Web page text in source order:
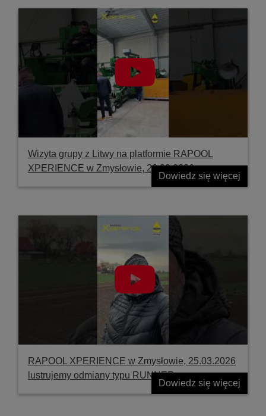
Wizyta grupy z Litwy na platformie RAPOOL
XPERIENCE w Zmysłowie, 26.03.2026
Dowiedz się więcej
RAPOOL XPERIENCE w Zmysłowie, 25.03.2026
lustrujemy odmiany typu RUNNER
Dowiedz się więcej